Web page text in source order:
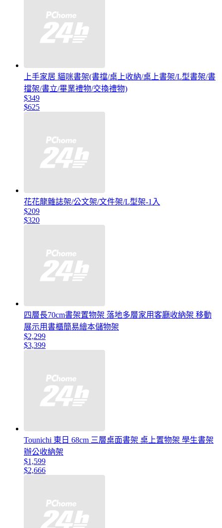
上手家居 貓咪書架(書擋/桌上收納/桌上書架/L型書架/書
擋架/書立/畢業禮物/交換禮物)
$349
$625
花花龍雜誌架/公文架/文件架/L型架-1入
$209
$320
四層長70cm書架置物架 落地多層家用客廳收納架 移動
展示用書櫃簡易繪本儲物架
$2,299
$3,399
Tounichi 東日 68cm 三層桌面書架 桌上置物架 學生書架
辦公收納架
$1,599
$2,666